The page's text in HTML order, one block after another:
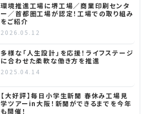
環境推進工場に堺工場／商業印刷センタ
ー／首都圏工場が認定！工場での取り組み
をご紹介
2026.05.12
多様な「人生設計」を応援！ライフステージ
に合わせた柔軟な働き方を推進
2025.04.14
【大好評】毎日小学生新聞 春休み工場見
学ツアーin大阪！新聞ができるまでを今年
も開催！